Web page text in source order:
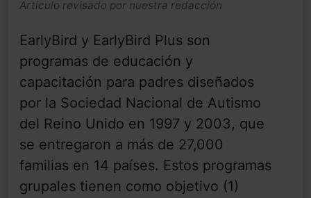
Artículo revisado por nuestra redacción
EarlyBird y EarlyBird Plus son
programas de educación y
capacitación para padres diseñados
por la Sociedad Nacional de Autismo
del Reino Unido en 1997 y 2003, que
se entregaron a más de 27,000
familias en 14 países. Estos programas
grupales tienen como objetivo (1)